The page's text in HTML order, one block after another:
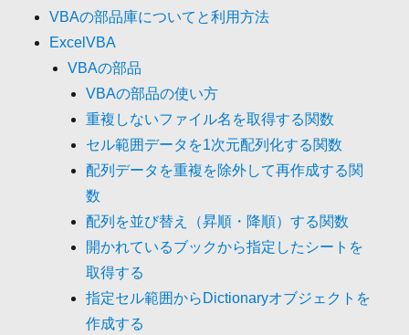
VBAの部品庫についてと利用方法
ExcelVBA
VBAの部品
VBAの部品の使い方
重複しないファイル名を取得する関数
セル範囲データを1次元配列化する関数
配列データを重複を除外して再作成する関
数
配列を並び替え（昇順・降順）する関数
開かれているブックから指定したシートを
取得する
指定セル範囲からDictionaryオブジェクトを
作成する